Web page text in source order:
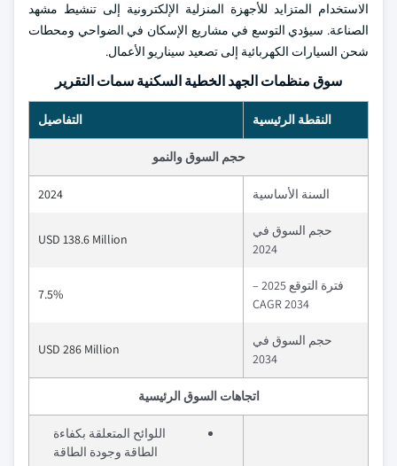
الاستخدام المتزايد للأجهزة المنزلية الإلكترونية إلى تنشيط مشهد
الصناعة. سيؤدي التوسع في مشاريع الإسكان في الضواحي ومحطات
شحن السيارات الكهربائية إلى تصعيد سيناريو الأعمال.
سوق منظمات الجهد الخطية السكنية سمات التقرير
النقطة الرئيسية التفاصيل
حجم السوق والنمو
السنة الأساسية 2024
حجم السوق في
2024
USD 138.6 Million
فترة التوقع 2025 –
2034 CAGR
7.5%
حجم السوق في
2034
USD 286 Million
اتجاهات السوق الرئيسية
اللوائح المتعلقة بكفاءة
الطاقة وجودة الطاقة